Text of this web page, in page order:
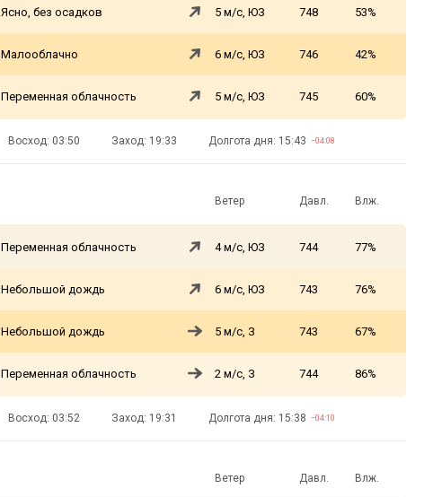
Ясно, без осадков 5 м/с, ЮЗ 748 53%
Малооблачно 6 м/с, ЮЗ 746 42%
Переменная облачность 5 м/с, ЮЗ 745 60%
Восход: 03:50 Заход: 19:33 Долгота дня: 15:43 −04:08
Ветер Давл. Влж.
Переменная облачность 4 м/с, ЮЗ 744 77%
Небольшой дождь 6 м/с, ЮЗ 743 76%
Небольшой дождь 5 м/с, З 743 67%
Переменная облачность 2 м/с, З 744 86%
Восход: 03:52 Заход: 19:31 Долгота дня: 15:38 −04:10
Ветер Давл. Влж.